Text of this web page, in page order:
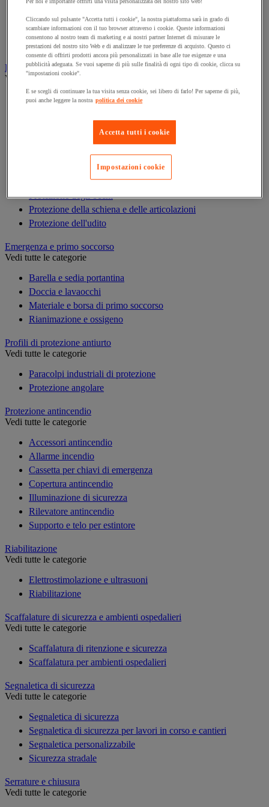
Armadio di sicurezza
Armadio portachiavi
Cassaforte
Cassetta portachiavi
Dispositivi di protezione individuale (DPI)
Vedi tutte le categorie
Abbigliamento di protezione e da lavoro
Custodie per DPI
Maschera respiratoria
Protezione degli occhi
Protezione della schiena e delle articolazioni
Protezione dell'udito
Emergenza e primo soccorso
Vedi tutte le categorie
Barella e sedia portantina
Doccia e lavaocchi
Materiale e borsa di primo soccorso
Rianimazione e ossigeno
Profili di protezione antiurto
Vedi tutte le categorie
Paracolpi industriali di protezione
Protezione angolare
Protezione antincendio
Vedi tutte le categorie
Accessori antincendio
Allarme incendio
Cassetta per chiavi di emergenza
Copertura antincendio
Illuminazione di sicurezza
Rilevatore antincendio
Supporto e telo per estintore
Riabilitazione
Vedi tutte le categorie
Elettrostimolazione e ultrasuoni
Riabilitazione
Scaffalature di sicurezza e ambienti ospedalieri
Vedi tutte le categorie
Scaffalatura di ritenzione e sicurezza
Scaffalatura per ambienti ospedalieri
Segnaletica di sicurezza
Vedi tutte le categorie
Segnaletica di sicurezza
Segnaletica di sicurezza per lavori in corso e cantieri
Segnaletica personalizzabile
Sicurezza stradale
Serrature e chiusura
Vedi tutte le categorie
Cliccando sul pulsante "Accetta tutti i cookie", la nostra piattaforma sarà in grado di
scambiare informazioni con il tuo browser attraverso i cookie. Queste informazioni
consentono al nostro team di marketing e ai nostri partner Internet di misurare le
prestazioni del nostro sito Web e di analizzare le tue preferenze di acquisto. Questo ci
consente di offrirti prodotti ancora più personalizzati in base alle tue esigenze e una
pubblicità adeguata. Se vuoi saperne di più sulle finalità di ogni tipo di cookie, clicca su
"impostazioni cookie".
E se scegli di continuare la tua visita senza cookie, sei libero di farlo! Per saperne di più,
puoi anche leggere la nostra politica dei cookie
Accetta tutti i cookie
Impostazioni cookie